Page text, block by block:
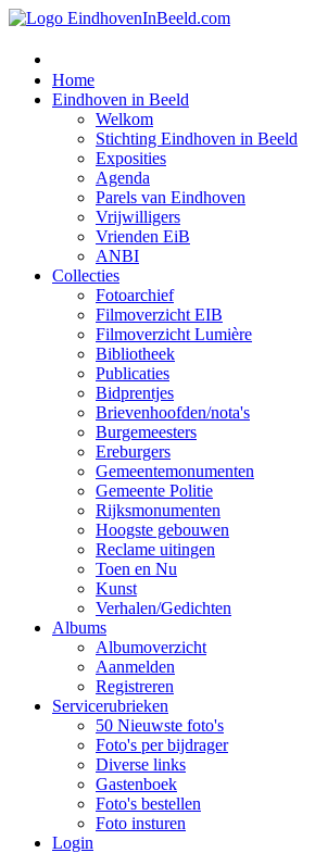
Home
Eindhoven in Beeld
Welkom
Stichting Eindhoven in Beeld
Exposities
Agenda
Parels van Eindhoven
Vrijwilligers
Vrienden EiB
ANBI
Collecties
Fotoarchief
Filmoverzicht EIB
Filmoverzicht Lumière
Bibliotheek
Publicaties
Bidprentjes
Brievenhoofden/nota's
Burgemeesters
Ereburgers
Gemeentemonumenten
Gemeente Politie
Rijksmonumenten
Hoogste gebouwen
Reclame uitingen
Toen en Nu
Kunst
Verhalen/Gedichten
Albums
Albumoverzicht
Aanmelden
Registreren
Servicerubrieken
50 Nieuwste foto's
Foto's per bijdrager
Diverse links
Gastenboek
Foto's bestellen
Foto insturen
Login